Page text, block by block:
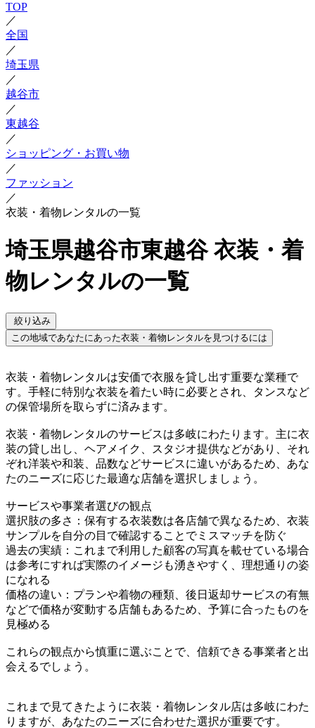
TOP
／
全国
／
埼玉県
／
越谷市
／
東越谷
／
ショッピング・お買い物
／
ファッション
／
衣装・着物レンタルの一覧
埼玉県越谷市東越谷 衣装・着
物レンタルの一覧
絞り込み
この地域であなたにあった衣装・着物レンタルを見つけるには
衣装・着物レンタルは安価で衣服を貸し出す重要な業種で
す。手軽に特別な衣装を着たい時に必要とされ、タンスなど
の保管場所を取らずに済みます。
衣装・着物レンタルのサービスは多岐にわたります。主に衣
装の貸し出し、ヘアメイク、スタジオ提供などがあり、それ
ぞれ洋装や和装、品数などサービスに違いがあるため、あな
たのニーズに応じた最適な店舗を選択しましょう。
サービスや事業者選びの観点
選択肢の多さ：保有する衣装数は各店舗で異なるため、衣装
サンプルを自分の目で確認することでミスマッチを防ぐ
過去の実績：これまで利用した顧客の写真を載せている場合
は参考にすれば実際のイメージも湧きやすく、理想通りの姿
になれる
価格の違い：プランや着物の種類、後日返却サービスの有無
などで価格が変動する店舗もあるため、予算に合ったものを
見極める
これらの観点から慎重に選ぶことで、信頼できる事業者と出
会えるでしょう。
これまで見てきたように衣装・着物レンタル店は多岐にわた
りますが、あなたのニーズに合わせた選択が重要です。